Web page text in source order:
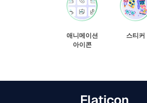
애니메이션
아이콘
스티커